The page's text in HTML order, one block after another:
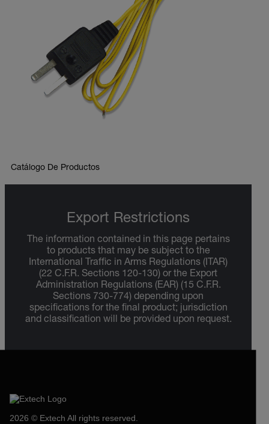
Catálogo De Productos
Export Restrictions
The information contained in this page pertains
to products that may be subject to the
International Traffic in Arms Regulations (ITAR)
(22 C.F.R. Sections 120-130) or the Export
Administration Regulations (EAR) (15 C.F.R.
Sections 730-774) depending upon
specifications for the final product; jurisdiction
and classification will be provided upon request.
2026 © Extech All rights reserved.